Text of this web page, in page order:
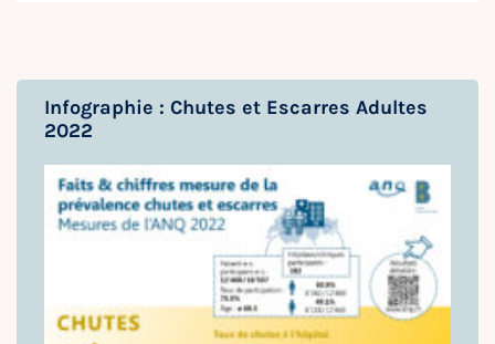
Infographie : Chutes et Escarres Adultes
2022